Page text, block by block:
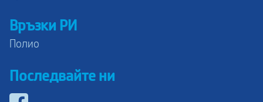
Връзки РИ
Полио
Последвайте ни